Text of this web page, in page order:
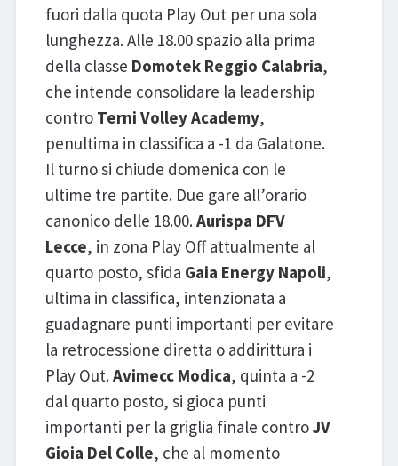
fuori dalla quota Play Out per una sola
lunghezza. Alle 18.00 spazio alla prima
della classe Domotek Reggio Calabria,
che intende consolidare la leadership
contro Terni Volley Academy,
penultima in classifica a -1 da Galatone.
Il turno si chiude domenica con le
ultime tre partite. Due gare all’orario
canonico delle 18.00.Aurispa DFV
Lecce, in zona Play Off attualmente al
quarto posto, sfida Gaia Energy Napoli,
ultima in classifica, intenzionata a
guadagnare punti importanti per evitare
la retrocessione diretta o addirittura i
Play Out.Avimecc Modica, quinta a -2
dal quarto posto, si gioca punti
importanti per la griglia finale controJV
Gioia Del Colle, che al momento